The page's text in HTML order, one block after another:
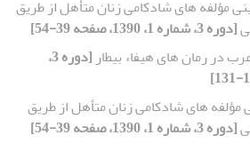
مؤلفه های شادکامی زنان متأهل از طریق
[دوره 3، شماره 1، 1390، صفحه 39-54]
در رمان های هیفاء بیطار
[دوره 3،
های شادکامی زنان متأهل از طریق
[دوره 3، شماره 1، 1390، صفحه 39-54]